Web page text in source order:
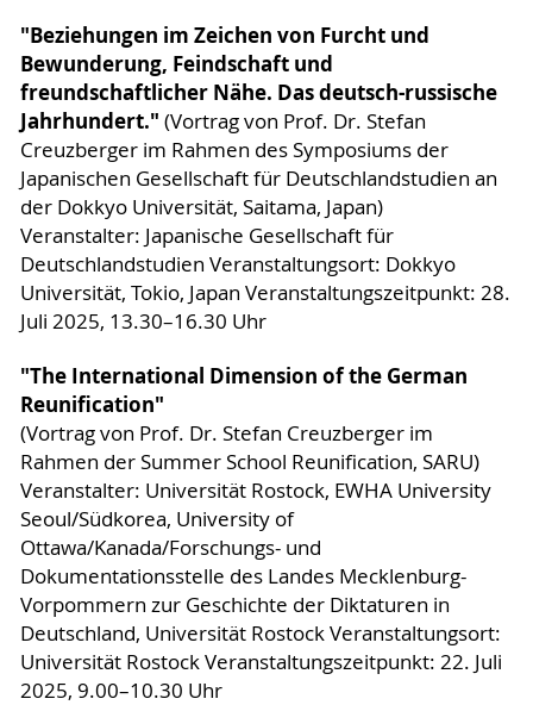
"Beziehungen im Zeichen von Furcht und
Bewunderung, Feindschaft und
freundschaftlicher Nähe. Das deutsch-russische
Jahrhundert." (Vortrag von Prof. Dr. Stefan
Creuzberger im Rahmen des Symposiums der
Japanischen Gesellschaft für Deutschlandstudien an
der Dokkyo Universität, Saitama, Japan)
Veranstalter: Japanische Gesellschaft für
Deutschlandstudien Veranstaltungsort: Dokkyo
Universität, Tokio, Japan Veranstaltungszeitpunkt: 28.
Juli 2025, 13.30–16.30 Uhr
"The International Dimension of the German
Reunification"
(Vortrag von Prof. Dr. Stefan Creuzberger im
Rahmen der Summer School Reunification, SARU)
Veranstalter: Universität Rostock, EWHA University
Seoul/Südkorea, University of
Ottawa/Kanada/Forschungs- und
Dokumentationsstelle des Landes Mecklenburg-
Vorpommern zur Geschichte der Diktaturen in
Deutschland, Universität Rostock Veranstaltungsort:
Universität Rostock Veranstaltungszeitpunkt: 22. Juli
2025, 9.00–10.30 Uhr